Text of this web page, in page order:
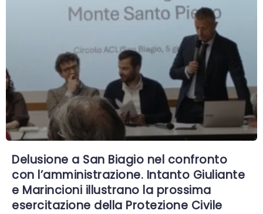
Delusione a San Biagio nel confronto
con l’amministrazione. Intanto Giuliante
e Marincioni illustrano la prossima
esercitazione della Protezione Civile